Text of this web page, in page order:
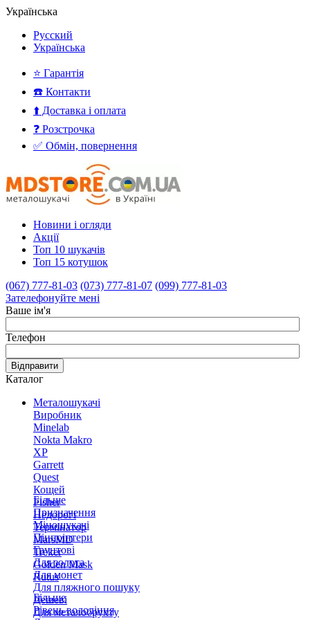
Українська
Русский
Українська
⭐ Гарантія
☎️ Контакти
⬆️ Доставка і оплата
❓ Розстрочка
✅ Обмін, повернення
Новини і огляди
Акції
Топ 10 шукачів
Топ 15 котушок
(067) 777-81-03 (073) 777-81-07 (099) 777-81-03
Зателефонуйте мені
Ваше ім'я
Телефон
Відправити
Каталог
Металошукачі
Виробник
Minelab
Nokta Makro
XP
Garrett
Quest
Кощей
Fisher
Недорогі
Термінатор
MarsMD
Treker
Golden Mask
Rutus
Більше
Призначення
Міношукачі
Пінпоінтери
Грунтові
Для золота
Для монет
Для пляжного пошуку
Дешеві
Для металобрухту
Більше
Рівень володіння